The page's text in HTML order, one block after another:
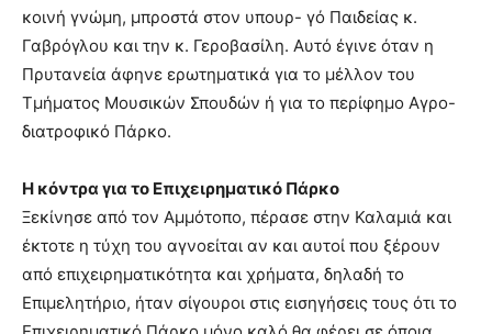
κοινή γνώμη, μπροστά στον υπουρ- γό Παιδείας κ.
Γαβρόγλου και την κ. Γεροβασίλη. Αυτό έγινε όταν η
Πρυτανεία άφηνε ερωτηματικά για το μέλλον του
Τμήματος Μουσικών Σπουδών ή για το περίφημο Αγρο-
διατροφικό Πάρκο.
Η κόντρα για το Επιχειρηματικό Πάρκο
Ξεκίνησε από τον Αμμότοπο, πέρασε στην Καλαμιά και
έκτοτε η τύχη του αγνοείται αν και αυτοί που ξέρουν
από επιχειρηματικότητα και χρήματα, δηλαδή το
Επιμελητήριο, ήταν σίγουροι στις εισηγήσεις τους ότι το